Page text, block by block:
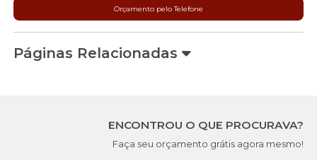
Orçamento pelo Telefone
Páginas Relacionadas
ENCONTROU O QUE PROCURAVA?
Faça seu orçamento grátis agora mesmo!